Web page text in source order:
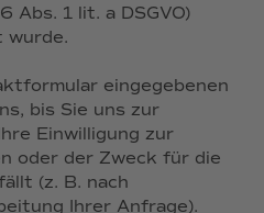
Abs. 1 lit. a DSGVO)
wurde.
eingegebenen
bis Sie uns zur
Einwilligung zur
oder der Zweck für die
(z. B. nach
Ihrer Anfrage).